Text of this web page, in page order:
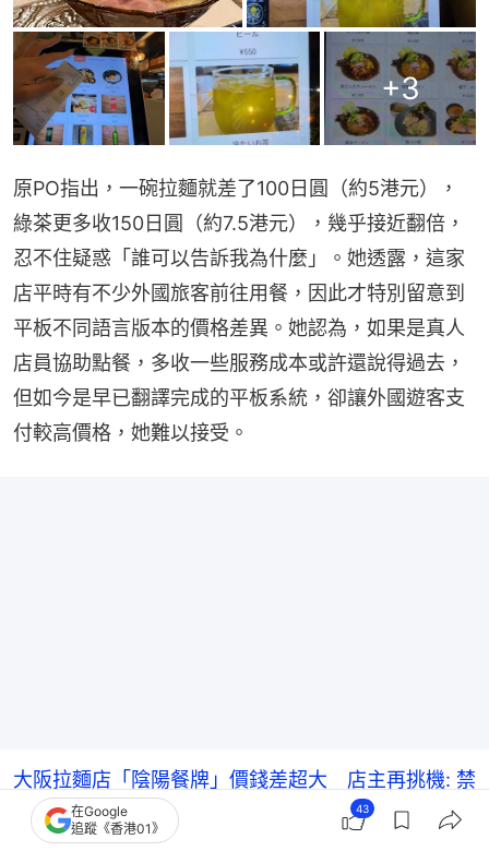
+3
原PO指出，一碗拉麵就差了100日圓（約5港元），
綠茶更多收150日圓（約7.5港元），幾乎接近翻倍，
忍不住疑惑「誰可以告訴我為什麼」。她透露，這家
店平時有不少外國旅客前往用餐，因此才特別留意到
平板不同語言版本的價格差異。她認為，如果是真人
店員協助點餐，多收一些服務成本或許還說得過去，
但如今是早已翻譯完成的平板系統，卻讓外國遊客支
付較高價格，她難以接受。
大阪拉麵店「陰陽餐牌」價錢差超大 店主再挑機: 禁
中國人進店
在Google
追蹤《香港01》
43